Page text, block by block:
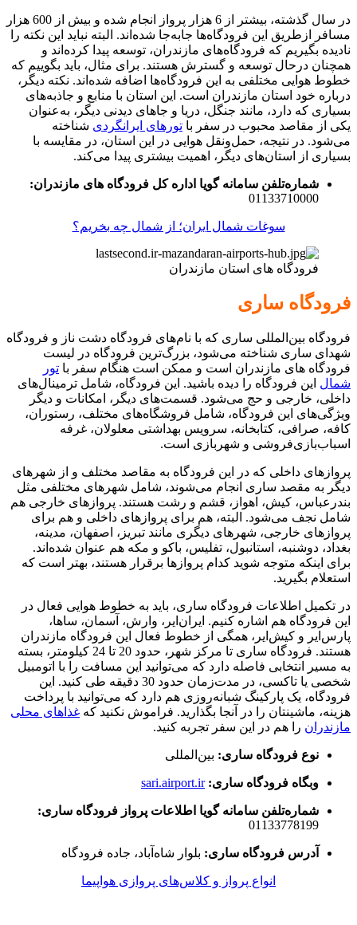
در سال گذشته، بیشتر از 6 هزار پرواز انجام شده و بیش از 600 هزار
مسافر ازطریق این فرودگاه‌ها جابه‌جا شده‌اند. البته نباید این نکته را
نادیده بگیریم که فرودگاه‌های مازندران، توسعه پیدا کرده‌اند و
همچنان درحال توسعه و گسترش هستند. برای مثال، باید بگوییم که
خطوط هوایی مختلفی به این فرودگاه‌ها اضافه شده‌اند. نکته دیگر،
درباره خود استان مازندران است. این استان با منابع و جاذبه‌های
بسیاری که دارد، مانند جنگل، دریا و جاهای دیدنی دیگر، به‌عنوان
یکی از مقاصد محبوب در سفر با تورهای ایرانگردی شناخته
می‌شود. در نتیجه، حمل‌ونقل هوایی در این استان، در مقایسه با
بسیاری از استان‌های دیگر، اهمیت بیشتری پیدا می‌کند.
شماره‌تلفن سامانه گویا اداره کل فرودگاه های مازندران:
01133710000
سوغات شمال ایران؛ از شمال چه بخریم؟
فرودگاه های استان مازندران
فرودگاه ساری
فرودگاه بین‌المللی ساری که با نام‌های فرودگاه دشت ناز و فرودگاه
شهدای ساری شناخته می‌شود، بزرگ‌ترین فرودگاه در لیست
فرودگاه های مازندران است و ممکن است هنگام سفر با تور
شمال این فرودگاه را دیده باشید. این فرودگاه، شامل ترمینال‌های
داخلی، خارجی و حج می‌شود. قسمت‌های دیگر، امکانات و دیگر
ویژگی‌های این فرودگاه، شامل فروشگاه‌های مختلف، رستوران،
کافه، صرافی، کتابخانه، سرویس بهداشتی معلولان، غرفه
اسباب‌بازی‌فروشی و شهربازی است.
پروازهای داخلی که در این فرودگاه به مقاصد مختلف و از شهرهای
دیگر به مقصد ساری انجام می‌شوند، شامل شهرهای مختلفی مثل
بندرعباس، کیش، اهواز، قشم و رشت هستند. پروازهای خارجی هم
شامل نجف می‌‌شود. البته، هم برای پروازهای داخلی و هم برای
پروازهای خارجی، شهرهای دیگری مانند تبریز، اصفهان، مدینه،
بغداد، دوشنبه، استانبول، تفلیس، باکو و مکه هم عنوان شده‌اند.
برای اینکه متوجه شوید کدام پروازها برقرار هستند، بهتر است که
استعلام بگیرید.
در تکمیل اطلاعات فرودگاه ساری، باید به خطوط هوایی فعال در
این فرودگاه هم اشاره کنیم. ایران‌ایر، وارش، آسمان، ساها،
پارس‌ایر و کیش‌ایر، همگی از خطوط فعال این فرودگاه مازندران
هستند. فرودگاه ساری تا مرکز شهر، حدود 20 تا 24 کیلومتر، بسته
به مسیر انتخابی فاصله دارد که می‌توانید این مسافت را با اتومبیل
شخصی یا تاکسی، در مدت‌زمان حدود 30 دقیقه طی کنید. این
فرودگاه، یک پارکینگ شبانه‌روزی هم دارد که می‌توانید با پرداخت
هزینه، ماشینتان را در آنجا بگذارید. فراموش نکنید که غذاهای محلی
مازندران را هم در این سفر تجربه کنید.
نوع فرودگاه ساری: بین‌المللی
وبگاه فرودگاه ساری: sari.airport.ir
شماره‌تلفن سامانه گویا اطلاعات پرواز فرودگاه ساری:
01133778199
آدرس فرودگاه ساری: بلوار شاه‌آباد، جاده فرودگاه
انواع پرواز و کلاس‌های پروازی هواپیما